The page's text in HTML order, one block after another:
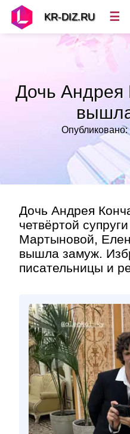
Дочь Андрея
Дочь Андрея
четвёртой
Мартыновой,
вышла замуж.
писательницы и
KR-DIZ.RU ☰
Топ новостей »
»
»
Контакт»